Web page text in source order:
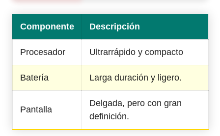
Componente Descripción
Procesador Ultrarrápido y compacto
Batería Larga duración y ligero.
Pantalla
Delgada, pero con gran
definición.